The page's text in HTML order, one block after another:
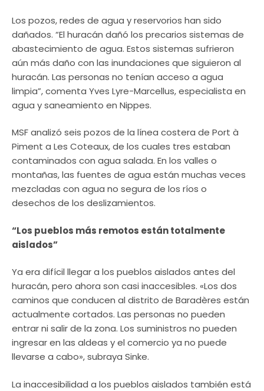
Los pozos, redes de agua y reservorios han sido
dañados. “El huracán dañó los precarios sistemas de
abastecimiento de agua. Estos sistemas sufrieron
aún más daño con las inundaciones que siguieron al
huracán. Las personas no tenían acceso a agua
limpia”, comenta Yves Lyre-Marcellus, especialista en
agua y saneamiento en Nippes.
MSF analizó seis pozos de la línea costera de Port à
Piment a Les Coteaux, de los cuales tres estaban
contaminados con agua salada. En los valles o
montañas, las fuentes de agua están muchas veces
mezcladas con agua no segura de los ríos o
desechos de los deslizamientos.
“Los pueblos más remotos están totalmente
aislados”
Ya era difícil llegar a los pueblos aislados antes del
huracán, pero ahora son casi inaccesibles. «Los dos
caminos que conducen al distrito de Baradères están
actualmente cortados. Las personas no pueden
entrar ni salir de la zona. Los suministros no pueden
ingresar en las aldeas y el comercio ya no puede
llevarse a cabo», subraya Sinke.
La inaccesibilidad a los pueblos aislados también está